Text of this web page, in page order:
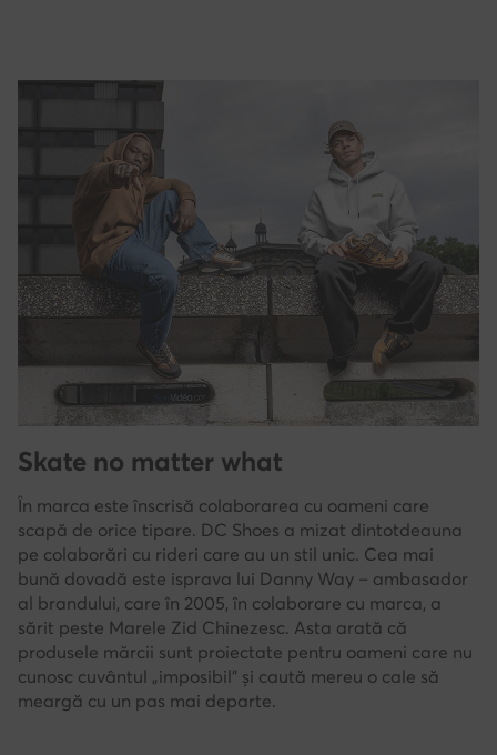
Skate no matter what
În marca este înscrisă colaborarea cu oameni care
scapă de orice tipare. DC Shoes a mizat dintotdeauna
pe colaborări cu rideri care au un stil unic. Cea mai
bună dovadă este isprava lui Danny Way – ambasador
al brandului, care în 2005, în colaborare cu marca, a
sărit peste Marele Zid Chinezesc. Asta arată că
produsele mărcii sunt proiectate pentru oameni care nu
cunosc cuvântul „imposibil” și caută mereu o cale să
meargă cu un pas mai departe.